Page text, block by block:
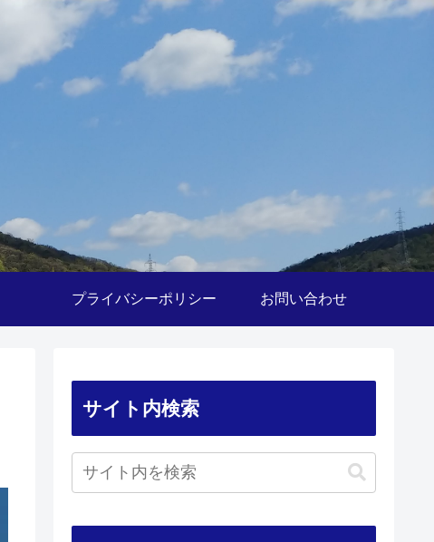
プライバシーポリシー お問い合わせ
サイト内検索